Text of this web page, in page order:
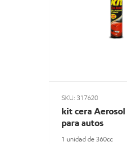
SKU: 317620
kit cera
para autos
1 unidad de 360cc